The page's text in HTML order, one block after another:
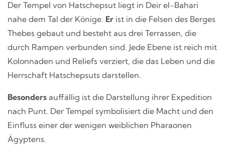
Der Tempel von Hatschepsut liegt in Deir el-Bahari
nahe dem Tal der Könige. Er ist in die Felsen des Berges
Thebes gebaut und besteht aus drei Terrassen, die
durch Rampen verbunden sind. Jede Ebene ist reich mit
Kolonnaden und Reliefs verziert, die das Leben und die
Herrschaft Hatschepsuts darstellen.
Besonders auffällig ist die Darstellung ihrer Expedition
nach Punt. Der Tempel symbolisiert die Macht und den
Einfluss einer der wenigen weiblichen Pharaonen
Ägyptens.